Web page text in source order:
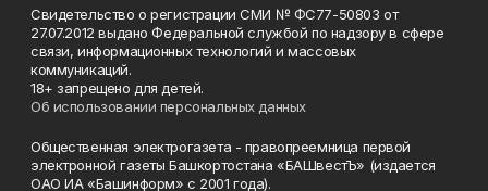
Свидетельство о регистрации СМИ № ФС77-50803 от
27.07.2012 выдано Федеральной службой по надзору в сфере
связи, информационных технологий и массовых
коммуникаций.
18+ запрещено для детей.
Об использовании персональных данных
Общественная электрогазета - правопреемница первой
электронной газеты Башкортостана «БАШвестЪ» (издается
ОАО ИА «Башинформ» с 2001 года).